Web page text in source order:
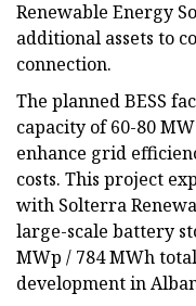
Renewable Energy
additional assets to
connection.
The planned BESS
capacity of 60-80
enhance grid
costs. This project
with Solterra
large-scale battery
MWp / 784 MWh
development in